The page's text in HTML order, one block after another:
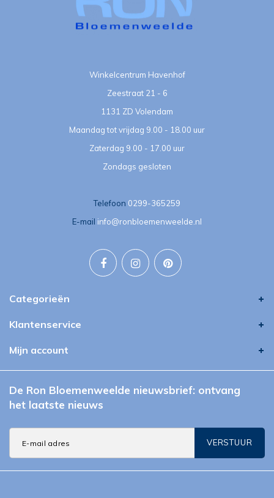
Winkelcentrum Havenhof
Zeestraat 21 - 6
1131 ZD Volendam
Maandag tot vrijdag 9.00 - 18.00 uur
Zaterdag 9.00 - 17.00 uur
Zondags gesloten
Telefoon 0299-365259
E-mail info@ronbloemenweelde.nl
Categorieën
Klantenservice
Mijn account
De Ron Bloemenweelde nieuwsbrief: ontvang
het laatste nieuws
VERSTUUR